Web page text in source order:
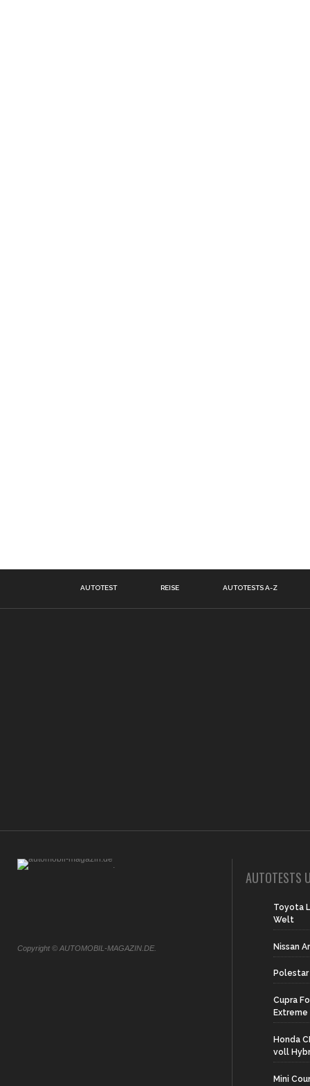
AUTOTEST REISE AUTOTESTS A-Z
Copyright © AUTOMOBIL-MAGAZIN.DE.
AUTOTESTS
Toyota
Welt
Nissan
Cupra
Honda
voll
Mini